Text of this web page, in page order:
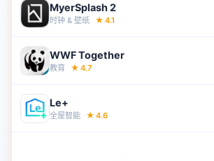
MyerSplash 2
时钟 & 壁‪纸‬ ★ 4.1
WWF Together
教育 ★ 4.7
Le+
全屋智能 ★ 4.6